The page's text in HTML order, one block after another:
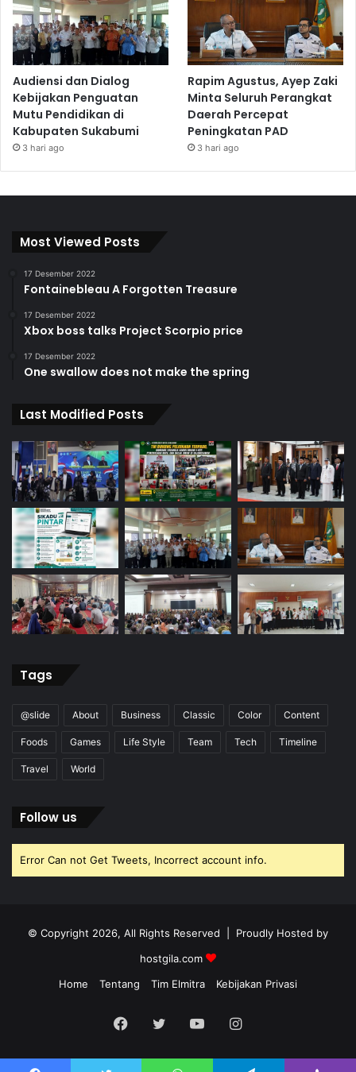
Audiensi dan Dialog
Kebijakan Penguatan
Mutu Pendidikan di
Kabupaten Sukabumi
3 hari ago
Rapim Agustus, Ayep Zaki
Minta Seluruh Perangkat
Daerah Percepat
Peningkatan PAD
3 hari ago
Most Viewed Posts
17 Desember 2022
Fontainebleau A Forgotten Treasure
17 Desember 2022
Xbox boss talks Project Scorpio price
17 Desember 2022
One swallow does not make the spring
Last Modified Posts
Tags
@slide About Business Classic Color Content
Foods Games Life Style Team Tech Timeline
Travel World
Follow us
Error Can not Get Tweets, Incorrect account info.
© Copyright 2026, All Rights Reserved | Proudly Hosted by
hostgila.com
Home
Tentang Tim Elmitra Kebijakan Privasi
Facebook
TwitterYouTubeInstagram